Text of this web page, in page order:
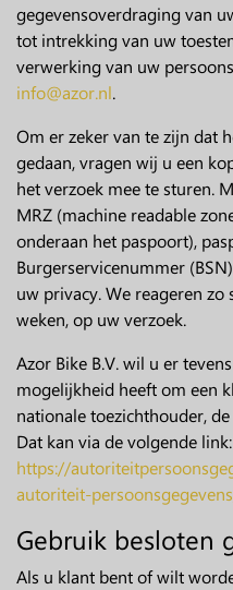
gegevensoverdraging van
tot intrekking van uw
verwerking van uw
info@azor.nl.
Om er zeker van te zijn dat
gedaan, vragen wij u een
het verzoek mee te sturen.
MRZ (machine readable
onderaan het paspoort),
Burgerservicenummer
uw privacy. We reageren
weken, op uw verzoek.
Azor Bike B.V. wil u er
mogelijkheid heeft om een
nationale toezichthouder,
Dat kan via de volgende link:
https://
autoriteit-
Gebruik besloten
Als u klant bent of wilt